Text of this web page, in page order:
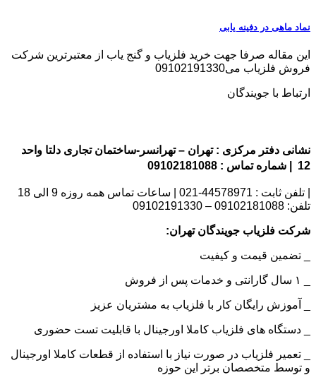
نماد ماهی در دفینه یابی
این مقاله صرفا جهت خرید فلزیاب و گنج یاب از معتبرترین شرکت
فروش فلزیاب می09102191330
ارتباط با جویندگان
نشانی دفتر مرکزی : تهران – تهرانسر-ساختمان تجاری دلتا واحد
12 | شماره تماس : 09102181088
| تلفن ثابت : 44578971-021 | ساعات تماس همه روزه 9 الی 18
تلفن: 09102181088 – 09102191330
شرکت فلزیاب جویندگان تهران:
_ تضمین قیمت و کیفیت
_ آموزش رایگان کار با فلزیاب به مشتریان عزیز
_ دستگاه های فلزیاب کاملا اورجینال با قابلیت تست حضوری
_ تعمیر فلزیاب در صورت نیاز با استفاده از قطعات کاملا اورجینال
و توسط متخصصان برتر این حوزه